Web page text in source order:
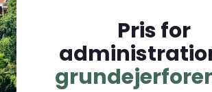
Pris for